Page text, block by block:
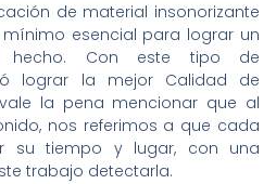
de material insonorizante
esencial para lograr un
hecho. Con este tipo de
lograr la mejor Calidad de
la pena mencionar que al
nos referimos a que cada
su tiempo y lugar, con una
trabajo detectarla.